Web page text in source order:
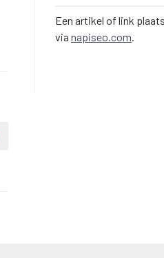
Een artikel of link
via napiseo.com